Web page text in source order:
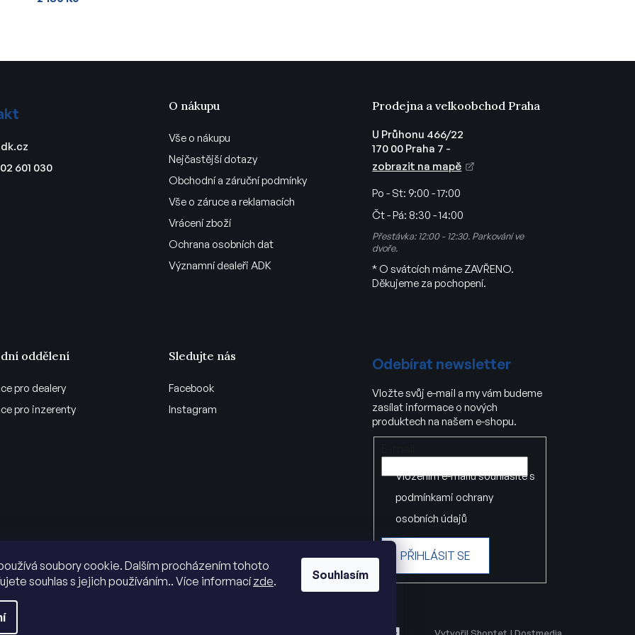
soubory cookie. Dalším procházením tohoto
souhlas s jejich používáním.. Více informacízde. Souhlasím
601 030
O nákupu
Vše o nákupu
Nejčastější dotazy
Obchodní a záruční podmínky
Vše o záruce a reklamacích
Vrácení zboží
Ochrana osobních dat
Významní dealeři ADK
Prodejna a velkoobchod Praha
U Průhonu 466/22
170 00 Praha 7 -
zobrazit na mapě
Po - St: 9:00 - 17:00
Čt - Pá: 8:30 - 14:00
Přestávka: 12:00 - 12:30. Parkování ve
dvoře.
* O svátcích máme ZAVŘENO.
Děkujeme za pochopení.
oddělení
pro dealery
pro inzerenty
Sledujte nás
Facebook
Instagram
Odebírat newsletter
Vložte svůj e-mail a my vám budeme
zasílat informace o nových
produktech na našem e-shopu.
Vložením e-mailu souhlasíte s
podmínkami ochrany
osobních údajů
PŘIHLÁSIT SE